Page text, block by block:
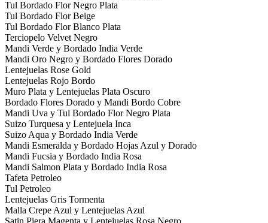
Tul Bordado Flor Negro Plata
Tul Bordado Flor Beige
Tul Bordado Flor Blanco Plata
Terciopelo Velvet Negro
Mandi Verde y Bordado India Verde
Mandi Oro Negro y Bordado Flores Dorado
Lentejuelas Rose Gold
Lentejuelas Rojo Bordo
Muro Plata y Lentejuelas Plata Oscuro
Bordado Flores Dorado y Mandi Bordo Cobre
Mandi Uva y Tul Bordado Flor Negro Plata
Suizo Turquesa y Lentejuela Inca
Suizo Aqua y Bordado India Verde
Mandi Esmeralda y Bordado Hojas Azul y Dorado
Mandi Fucsia y Bordado India Rosa
Mandi Salmon Plata y Bordado India Rosa
Tafeta Petroleo
Tul Petroleo
Lentejuelas Gris Tormenta
Malla Crepe Azul y Lentejuelas Azul
Satin Piera Magenta y Lentejuelas Rosa Negro